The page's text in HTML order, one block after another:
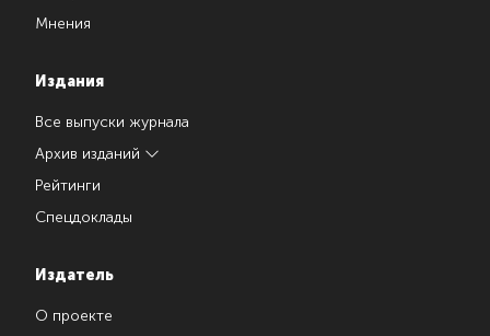
Мнения
Издания
Все выпуски журнала
Архив изданий
Рейтинги
Спецдоклады
Издатель
О проекте